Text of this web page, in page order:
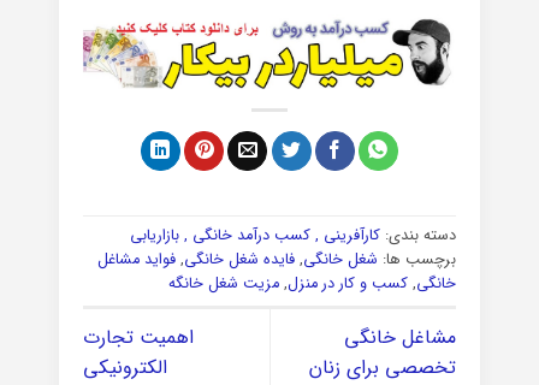
دسته بندی: کارآفرینی , کسب درآمد خانگی , بازاریابی
برچسب ها: شغل خانگی, فایده شغل خانگی, فواید مشاغل
خانگی, کسب و کار در منزل, مزیت شغل خانگه
مشاغل خانگی
تخصصی برای زنان
اهمیت تجارت
الکترونیکی